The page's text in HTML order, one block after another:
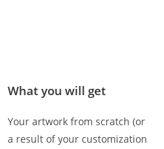
What you will get
Your artwork from scratch (or
a result of your customization